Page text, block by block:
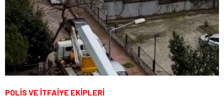
POLİS VE İTFAİYE EKİPLERİ